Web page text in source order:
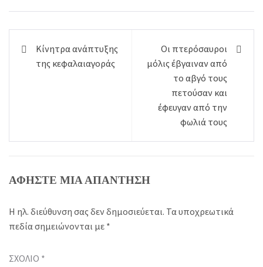
Πλοήγηση
άρθρων
Κίνητρα ανάπτυξης
της κεφαλαιαγοράς
Οι πτερόσαυροι
μόλις έβγαιναν από
το αβγό τους
πετούσαν και
έφευγαν από την
φωλιά τους
ΑΦΉΣΤΕ ΜΙΑ ΑΠΆΝΤΗΣΗ
Η ηλ. διεύθυνση σας δεν δημοσιεύεται. Τα υποχρεωτικά
πεδία σημειώνονται με *
ΣΧΌΛΙΟ *